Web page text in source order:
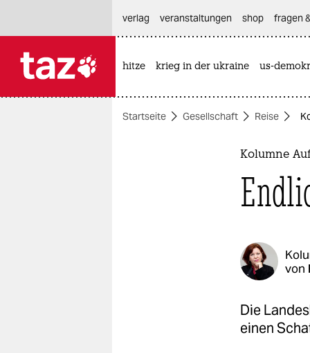
themen
verlag
veranstaltungen shop fragen
hitze krieg in der ukraine us-
Startseite Gesellschaft Reise
Kolumne
von
Die
einen